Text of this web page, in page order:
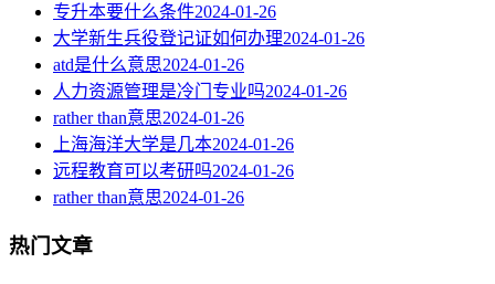
专升本要什么条件2024-01-26
大学新生兵役登记证如何办理2024-01-26
atd是什么意思2024-01-26
人力资源管理是冷门专业吗2024-01-26
rather than意思2024-01-26
上海海洋大学是几本2024-01-26
远程教育可以考研吗2024-01-26
rather than意思2024-01-26
热门文章